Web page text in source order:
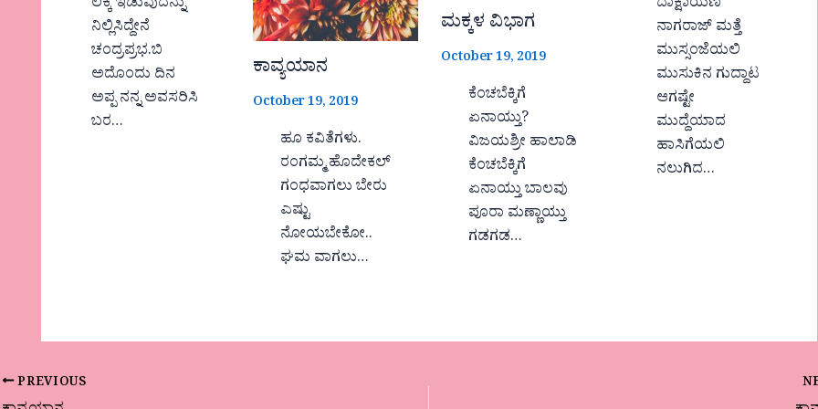
ನಿಲ್ಲಿಸಿದ್ದೇನೆ
ಚಂದ್ರಪ್ರಭ.ಬಿ
ಅದೊಂದು ದಿನ
ಅಪ್ಪ ನನ್ನ ಅವಸರಿಸಿ
ಬರ…
ಕಾವ್ಯಯಾನ
October 19, 2019
ಹೂ ಕವಿತೆಗಳು.
ರಂಗಮ್ಮ ಹೊದೇಕಲ್
ಗಂಧವಾಗಲು ಬೇರು
ಎಷ್ಟು
ನೋಯಬೇಕೋ..
ಘಮ ವಾಗಲು…
ಮಕ್ಕಳ ವಿಭಾಗ
October 19, 2019
ಕೆಂಚಬೆಕ್ಕಿಗೆ
ಏನಾಯ್ತು?
ವಿಜಯಶ್ರೀ ಹಾಲಾಡಿ
ಕೆಂಚಬೆಕ್ಕಿಗೆ
ಏನಾಯ್ತು ಬಾಲವು
ಪೂರಾ ಮಣ್ಣಾಯ್ತು
ಗಡಗಡ…
ನಾಗರಾಜ್ ಮತ್ತೆ
ಮುಸ್ಸಂಜೆಯಲಿ
ಮುಸುಕಿನ ಗುದ್ದಾಟ
ಆಗಷ್ಟೇ
ಮುದ್ದೆಯಾದ
ಹಾಸಿಗೆಯಲಿ
ನಲುಗಿದ…
PREVIOUS